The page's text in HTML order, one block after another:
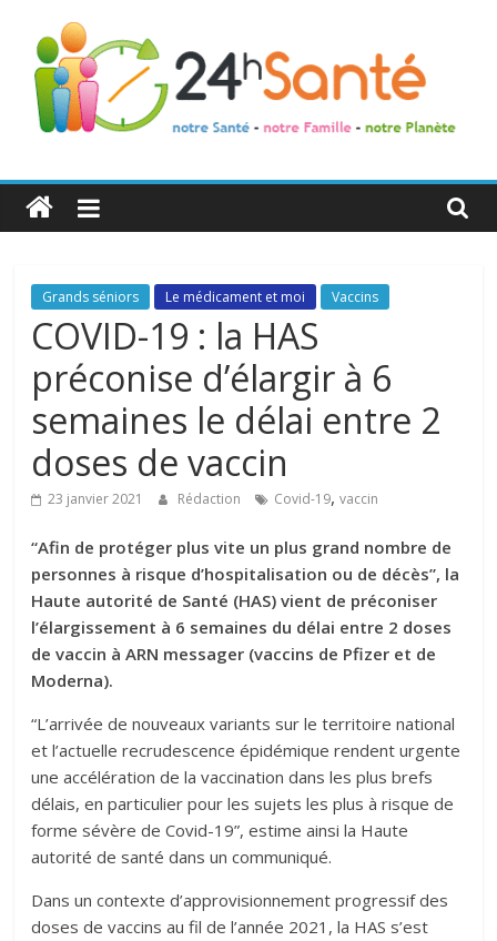
24h
Santé
La
santé
de
toute
famille
Grands séniors Le médicament et moi Vaccins
COVID-19 : la HAS
préconise d’élargir à 6
semaines le délai entre 2
doses de vaccin
23 janvier 2021 Rédaction Covid-19,vaccin
“Afin de protéger plus vite un plus grand nombre de
personnes à risque d’hospitalisation ou de décès”, la
Haute autorité de Santé (HAS) vient de préconiser
l’élargissement à 6 semaines du délai entre 2 doses
de vaccin à ARN messager (vaccins de Pfizer et de
Moderna).
“L’arrivée de nouveaux variants sur le territoire national
et l’actuelle recrudescence épidémique rendent urgente
une accélération de la vaccination dans les plus brefs
délais, en particulier pour les sujets les plus à risque de
forme sévère de Covid-19”, estime ainsi la Haute
autorité de santé dans un communiqué.
Dans un contexte d’approvisionnement progressif des
doses de vaccins au fil de l’année 2021, la HAS s’est